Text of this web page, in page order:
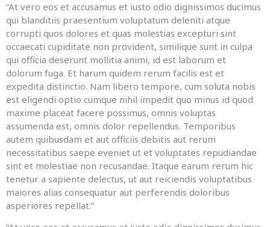
“At vero eos et accusamus et iusto odio dignissimos ducimus
qui blanditiis praesentium voluptatum deleniti atque
corrupti quos dolores et quas molestias excepturi sint
occaecati cupiditate non provident, similique sunt in culpa
qui officia deserunt mollitia animi, id est laborum et
dolorum fuga. Et harum quidem rerum facilis est et
expedita distinctio. Nam libero tempore, cum soluta nobis
est eligendi optio cumque nihil impedit quo minus id quod
maxime placeat facere possimus, omnis voluptas
assumenda est, omnis dolor repellendus. Temporibus
autem quibusdam et aut officiis debitis aut rerum
necessitatibus saepe eveniet ut et voluptates repudiandae
sint et molestiae non recusandae. Itaque earum rerum hic
tenetur a sapiente delectus, ut aut reiciendis voluptatibus
maiores alias consequatur aut perferendis doloribus
asperiores repellat.”